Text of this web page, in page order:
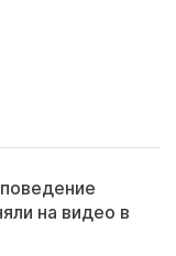
на видео в